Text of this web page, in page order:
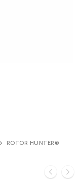
ROTOR HUNTER®